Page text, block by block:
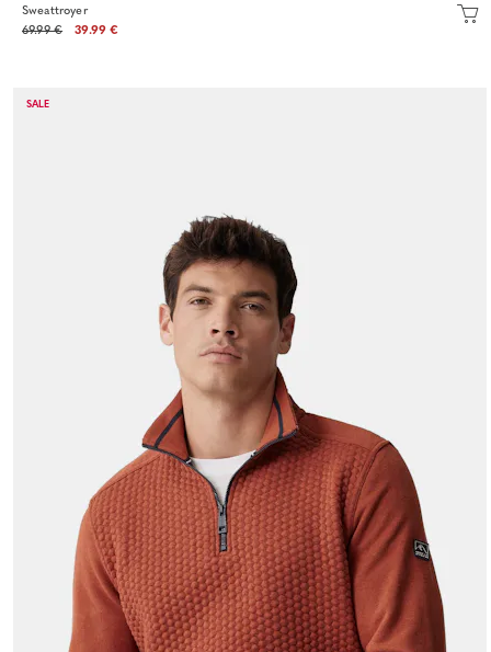
Sweattroyer
69.99 €
39.99 €
SALE